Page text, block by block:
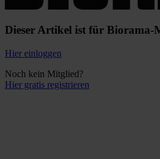
Dieser Artikel ist für Biorama-
Hier einloggen
Noch kein Mitglied?
Hier gratis registrieren